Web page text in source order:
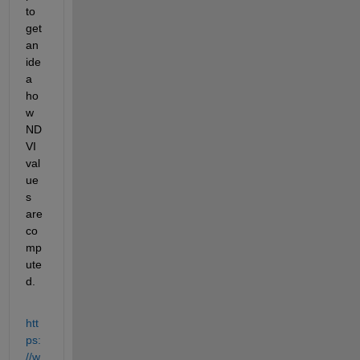
to
get
an
ide
a
ho
w
ND
VI
val
ue
s
are
co
mp
ute
d.
htt
ps:
//w